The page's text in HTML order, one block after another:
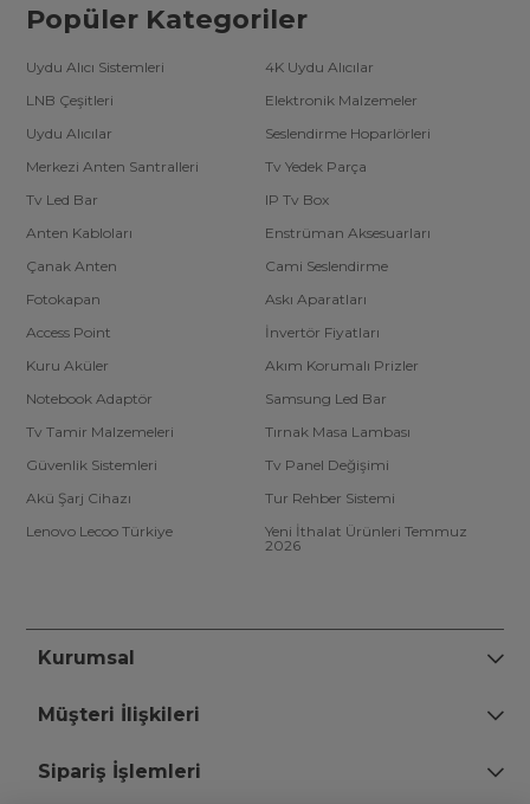
Popüler Kategoriler
Uydu Alıcı Sistemleri
4K Uydu Alıcılar
LNB Çeşitleri
Elektronik Malzemeler
Uydu Alıcılar
Seslendirme Hoparlörleri
Merkezi Anten Santralleri
Tv Yedek Parça
Tv Led Bar
IP Tv Box
Anten Kabloları
Enstrüman Aksesuarları
Çanak Anten
Cami Seslendirme
Fotokapan
Askı Aparatları
Access Point
İnvertör Fiyatları
Kuru Aküler
Akım Korumalı Prizler
Notebook Adaptör
Samsung Led Bar
Tv Tamir Malzemeleri
Tırnak Masa Lambası
Güvenlik Sistemleri
Tv Panel Değişimi
Akü Şarj Cihazı
Tur Rehber Sistemi
Lenovo Lecoo Türkiye
Yeni İthalat Ürünleri Temmuz
2026
Kurumsal
Müşteri İlişkileri
Sipariş İşlemleri